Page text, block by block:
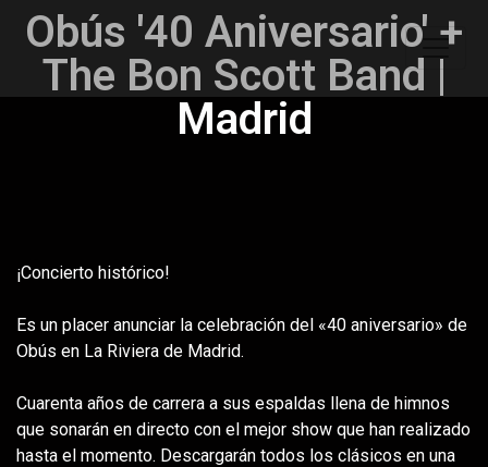
Obús '40 Aniversario' +
The Bon Scott Band |
Madrid
¡Concierto histórico!
Es un placer anunciar la celebración del «40 aniversario» de
Obús en La Riviera de Madrid.
Cuarenta años de carrera a sus espaldas llena de himnos
que sonarán en directo con el mejor show que han realizado
hasta el momento. Descargarán todos los clásicos en una